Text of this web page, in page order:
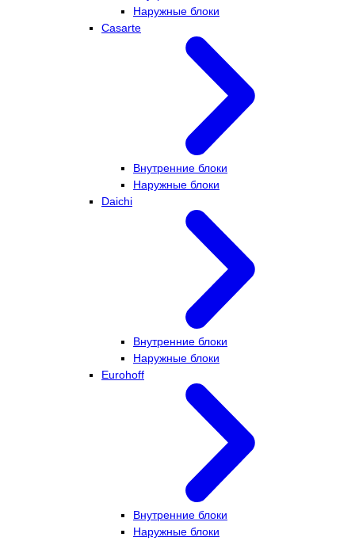
Наружные блоки
Casarte
Внутренние блоки
Наружные блоки
Daichi
Внутренние блоки
Наружные блоки
Eurohoff
Внутренние блоки
Наружные блоки